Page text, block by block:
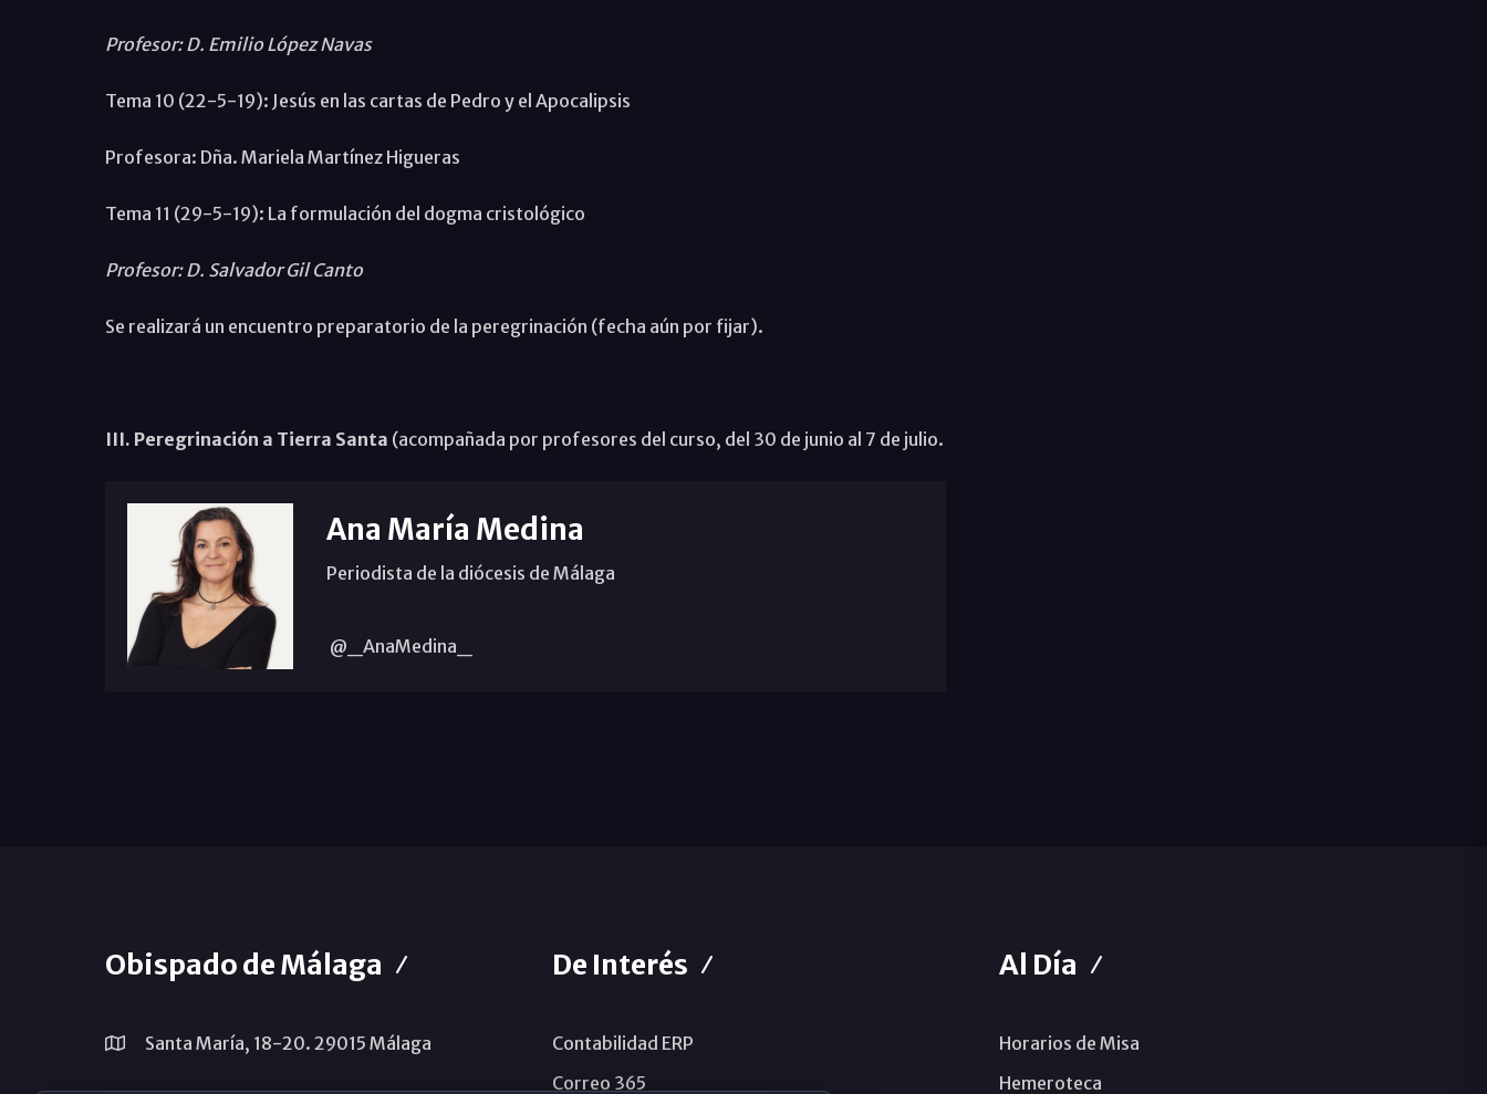
Profesor: D. Emilio López Navas
Tema 10 (22-5-19): Jesús en las cartas de Pedro y el Apocalipsis
Profesora: Dña. Mariela Martínez Higueras
Tema 11 (29-5-19): La formulación del dogma cristológico
Profesor: D. Salvador Gil Canto
Se realizará un encuentro preparatorio de la peregrinación (fecha aún por fijar).
III. Peregrinación a Tierra Santa (acompañada por profesores del curso, del 30 de junio al 7 de julio.
Ana María Medina
Periodista de la diócesis de Málaga
@_AnaMedina_
Obispado de Málaga
Santa María, 18-20. 29015 Málaga
De Interés
Contabilidad ERP
Correo 365
Al Día
Horarios de Misa
Hemeroteca